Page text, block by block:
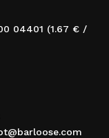
04401 (1.67 € /